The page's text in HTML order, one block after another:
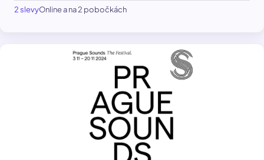
2 slevyOnline a na 2 pobočkách